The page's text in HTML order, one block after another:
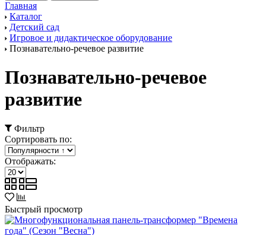
Главная
Каталог
Детский сад
Игровое и дидактическое оборудование
Познавательно-речевое развитие
Познавательно-речевое
развитие
Фильтр
Сортировать по:
Отображать:
Быстрый просмотр